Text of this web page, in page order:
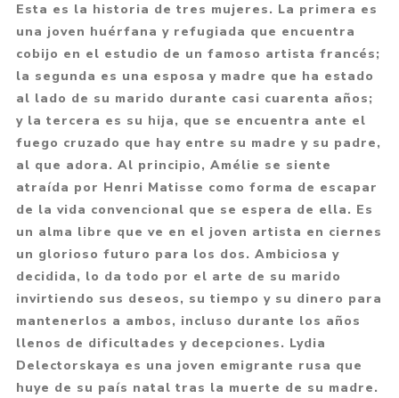
Esta es la historia de tres mujeres. La primera es
una joven huérfana y refugiada que encuentra
cobijo en el estudio de un famoso artista francés;
la segunda es una esposa y madre que ha estado
al lado de su marido durante casi cuarenta años;
y la tercera es su hija, que se encuentra ante el
fuego cruzado que hay entre su madre y su padre,
al que adora. Al principio, Amélie se siente
atraída por Henri Matisse como forma de escapar
de la vida convencional que se espera de ella. Es
un alma libre que ve en el joven artista en ciernes
un glorioso futuro para los dos. Ambiciosa y
decidida, lo da todo por el arte de su marido
invirtiendo sus deseos, su tiempo y su dinero para
mantenerlos a ambos, incluso durante los años
llenos de dificultades y decepciones. Lydia
Delectorskaya es una joven emigrante rusa que
huye de su país natal tras la muerte de su madre.